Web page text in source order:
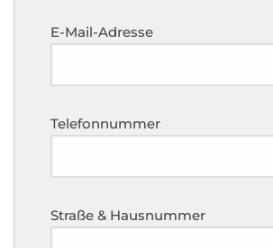
E-Mail-Adresse
Telefonnummer
Straße & Hausnummer